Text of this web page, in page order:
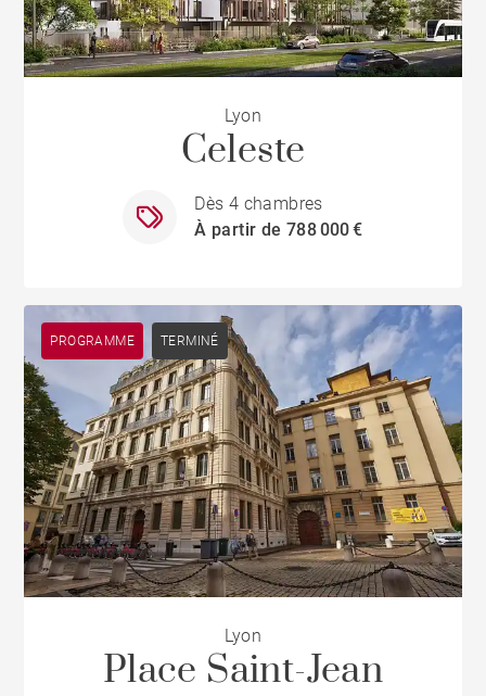
Lyon
Celeste
Dès 4 chambres
À partir de 788 000 €
PROGRAMME TERMINÉ
Lyon
Place Saint-Jean